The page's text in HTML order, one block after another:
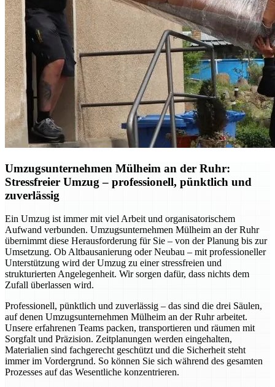
Umzugsunternehmen Mülheim an der Ruhr:
Stressfreier Umzug – professionell, pünktlich und
zuverlässig
Ein Umzug ist immer mit viel Arbeit und organisatorischem
Aufwand verbunden. Umzugsunternehmen Mülheim an der Ruhr
übernimmt diese Herausforderung für Sie – von der Planung bis zur
Umsetzung. Ob Altbausanierung oder Neubau – mit professioneller
Unterstützung wird der Umzug zu einer stressfreien und
strukturierten Angelegenheit. Wir sorgen dafür, dass nichts dem
Zufall überlassen wird.
Professionell, pünktlich und zuverlässig – das sind die drei Säulen,
auf denen Umzugsunternehmen Mülheim an der Ruhr arbeitet.
Unsere erfahrenen Teams packen, transportieren und räumen mit
Sorgfalt und Präzision. Zeitplanungen werden eingehalten,
Materialien sind fachgerecht geschützt und die Sicherheit steht
immer im Vordergrund. So können Sie sich während des gesamten
Prozesses auf das Wesentliche konzentrieren.